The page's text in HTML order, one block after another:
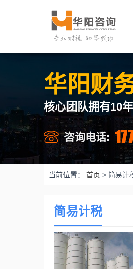
华阳财
核心团队拥有10
咨询电话:
当前位置： 首页 > 简易计
简易计税